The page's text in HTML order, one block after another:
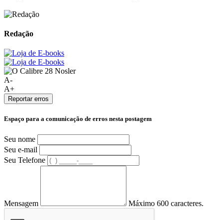
Redação
A-
A+
Reportar erros
Espaço para a comunicação de erros nesta postagem
Seu nome
Seu e-mail
Seu Telefone
Mensagem Máximo 600 caracteres.